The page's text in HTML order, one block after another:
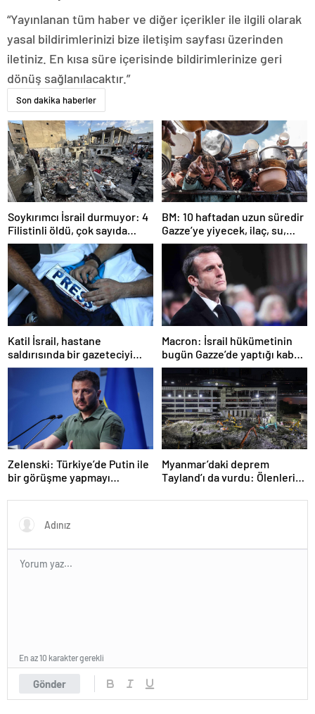
“Yayınlanan tüm haber ve diğer içerikler ile ilgili olarak
yasal bildirimlerinizi bize iletişim sayfası üzerinden
iletiniz. En kısa süre içerisinde bildirimlerinize geri
dönüş sağlanılacaktır.”
Son dakika haberler
Soykırımcı İsrail durmuyor: 4
Filistinli öldü, çok sayıda
yaralı var
BM: 10 haftadan uzun süredir
Gazze’ye yiyecek, ilaç, su,
çadır girmedi
Katil İsrail, hastane
saldırısında bir gazeteciyi
öldürdüğünü itiraf etti
Macron: İsrail hükümetinin
bugün Gazze’de yaptığı kabul
edilemez
Zelenski: Türkiye’de Putin ile
bir görüşme yapmayı
Myanmar’daki deprem
Tayland’ı da vurdu: Ölenlerin
Gönder
En az 10 karakter gerekli